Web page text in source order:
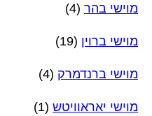
מוישי בהר (4)
מוישי ברוין (19)
מוישי ברנדמרק (4)
מוישי יאראוויטש (1)